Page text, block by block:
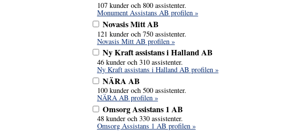
107 kunder och 800 assistenter.
Monument Assistans AB profilen »
Novasis Mitt AB
121 kunder och 750 assistenter.
Novasis Mitt AB profilen »
Ny Kraft assistans i Halland AB
46 kunder och 310 assistenter.
Ny Kraft assistans i Halland AB profilen »
NÄRA AB
100 kunder och 500 assistenter.
NÄRA AB profilen »
Omsorg Assistans 1 AB
48 kunder och 330 assistenter.
Omsorg Assistans 1 AB profilen »